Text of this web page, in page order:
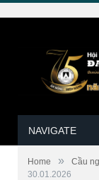
NAVIGATE
Home » Cầu
30.01.2026